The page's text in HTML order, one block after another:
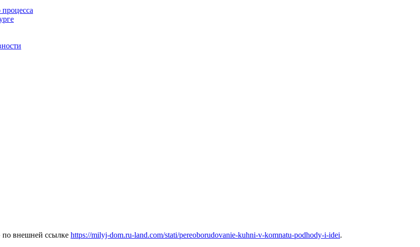
процесса
по внешней ссылке https://milyj-dom.ru-land.com/stati/pereoborudovanie-kuhni-v-komnatu-podhody-i-idei.